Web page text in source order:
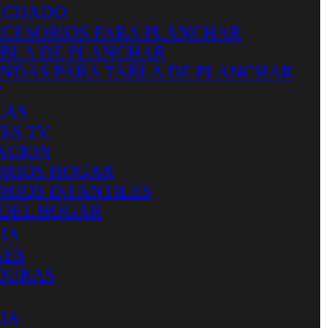
PARA PLANCHAR
DE PLANCHAR
PARA TABLA DE PLANCHAR
TV
HOGAR
INFANTILES
HOGAR